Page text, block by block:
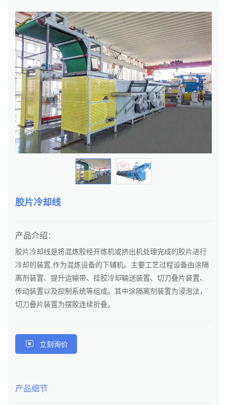
胶片冷却线
产品介绍：
胶片冷却线是将混炼胶经开炼机或挤出机处理完成的胶片进行
冷却的装置,作为混炼设备的下辅机。主要工艺过程设备由涂隔
离剂装置、提升运输带、挂胶冷却输送装置、切刀叠片装置、
传动装置以及控制系统等组成。其中涂隔离剂装置为浸泡法，
切刀叠片装置为摆胶连续折叠。
立刻询价
产品细节